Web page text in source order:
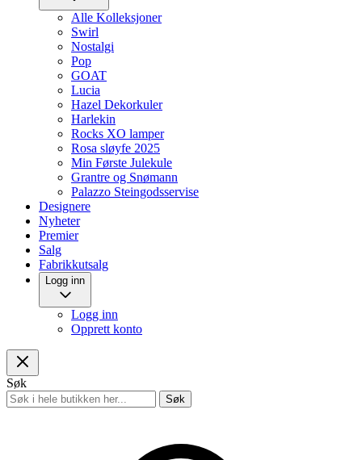
Alle Kolleksjoner
Swirl
Nostalgi
Pop
GOAT
Lucia
Hazel Dekorkuler
Harlekin
Rocks XO lamper
Rosa sløyfe 2025
Min Første Julekule
Grantre og Snømann
Palazzo Steingodsservise
Designere
Nyheter
Premier
Salg
Fabrikkutsalg
Logg inn
Logg inn
Opprett konto
Søk
Søk